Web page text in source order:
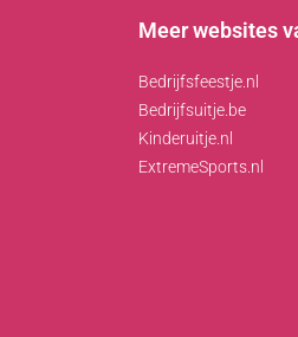
Meer websites
Bedrijfsfeestje.nl
Bedrijfsuitje.be
Kinderuitje.nl
ExtremeSports.nl